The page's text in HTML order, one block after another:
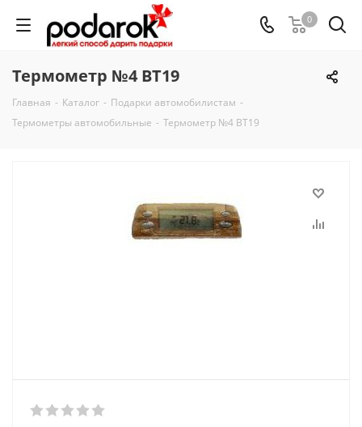
0
Термометр №4 ВТ19
Главная - Каталог - Подарки автомобилистам -
Термометры автомобильные - Термометр №4 ВТ19